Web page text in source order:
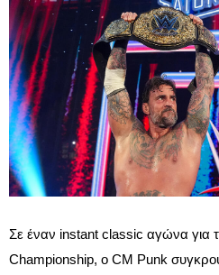
Σε έναν instant classic αγώνα για
Championship, ο CM Punk